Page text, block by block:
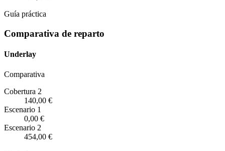
Guía práctica
Comparativa de reparto
Underlay
Comparativa
Cobertura 2
140,00 €
Escenario 1
0,00 €
Escenario 2
454,00 €